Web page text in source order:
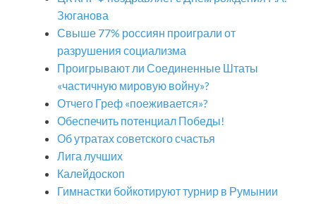
Зюганова
Свыше 77% россиян проиграли от
разрушения социализма
Проигрывают ли Соединенные Штаты
«частичную мировую войну»?
Отчего Греф «поеживается»?
Обеспечить потенциал Победы!
Об утратах советского счастья
Лига лучших
Калейдоскоп
Гимнастки бойкотируют турнир в Румынии